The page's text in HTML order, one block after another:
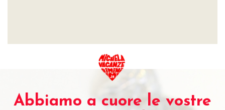
Abbiamo a cuore le vostre